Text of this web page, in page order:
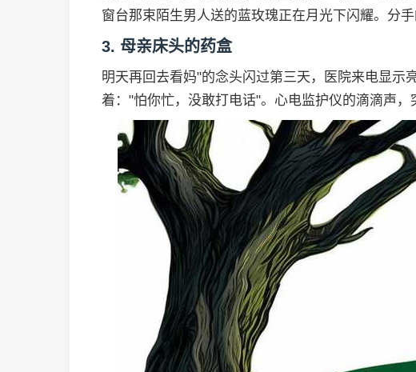
窗台那束陌生男人送的蓝玫瑰正在月光下闪耀。分
3. 母亲床头的药盒
明天再回去看妈"的念头闪过第三天，医院来电显示
着："怕你忙，没敢打电话"。心电监护仪的滴滴声，